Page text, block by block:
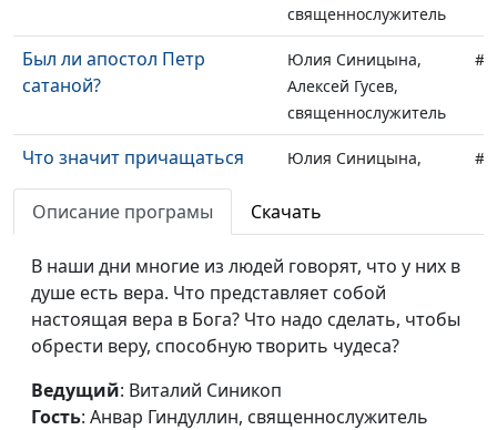
священнослужитель
Был ли апостол Петр
сатаной?
Юлия Синицына,
Алексей Гусев,
священнослужитель
Что значит причащаться
недостойно?
Юлия Синицына,
священнослужитель
Чаша для Причастия
Алексей Гусев,
священнослужитель
Хлеб для Причастия
Юлия Синицына,
Описание програмы Скачать
В наши дни многие из людей говорят, что у них в
душе есть вера. Что представляет собой
настоящая вера в Бога? Что надо сделать, чтобы
обрести веру, способную творить чудеса?
Ведущий: Виталий Синикоп
Гость: Анвар Гиндуллин, священнослужитель